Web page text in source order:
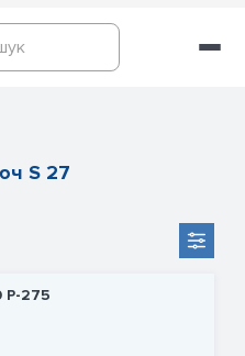
S 27
P-275